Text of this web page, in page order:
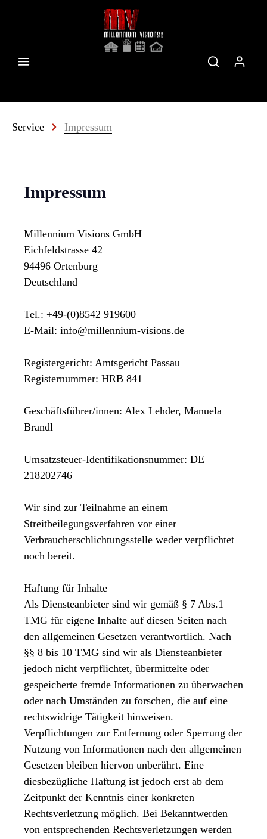
Service Impressum
Impressum
Millennium Visions GmbH
Eichfeldstrasse 42
94496 Ortenburg
Deutschland
Tel.: +49-(0)8542 919600
E-Mail: info@millennium-visions.de
Registergericht: Amtsgericht Passau
Registernummer: HRB 841
Geschäftsführer/innen: Alex Lehder, Manuela
Brandl
Umsatzsteuer-Identifikationsnummer: DE
218202746
Wir sind zur Teilnahme an einem
Streitbeilegungsverfahren vor einer
Verbraucherschlichtungsstelle weder verpflichtet
noch bereit.
Haftung für Inhalte
Als Diensteanbieter sind wir gemäß § 7 Abs.1
TMG für eigene Inhalte auf diesen Seiten nach
den allgemeinen Gesetzen verantwortlich. Nach
§§ 8 bis 10 TMG sind wir als Diensteanbieter
jedoch nicht verpflichtet, übermittelte oder
gespeicherte fremde Informationen zu überwachen
oder nach Umständen zu forschen, die auf eine
rechtswidrige Tätigkeit hinweisen.
Verpflichtungen zur Entfernung oder Sperrung der
Nutzung von Informationen nach den allgemeinen
Gesetzen bleiben hiervon unberührt. Eine
diesbezügliche Haftung ist jedoch erst ab dem
Zeitpunkt der Kenntnis einer konkreten
Rechtsverletzung möglich. Bei Bekanntwerden
von entsprechenden Rechtsverletzungen werden